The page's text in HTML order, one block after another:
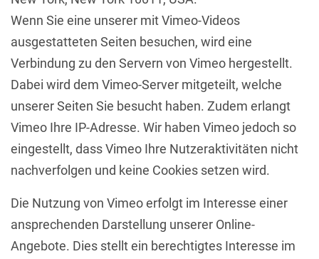
Wenn Sie eine unserer mit Vimeo-Videos
ausgestatteten Seiten besuchen, wird eine
Verbindung zu den Servern von Vimeo hergestellt.
Dabei wird dem Vimeo-Server mitgeteilt, welche
unserer Seiten Sie besucht haben. Zudem erlangt
Vimeo Ihre IP-Adresse. Wir haben Vimeo jedoch so
eingestellt, dass Vimeo Ihre Nutzeraktivitäten nicht
nachverfolgen und keine Cookies setzen wird.
Die Nutzung von Vimeo erfolgt im Interesse einer
ansprechenden Darstellung unserer Online-
Angebote. Dies stellt ein berechtigtes Interesse im